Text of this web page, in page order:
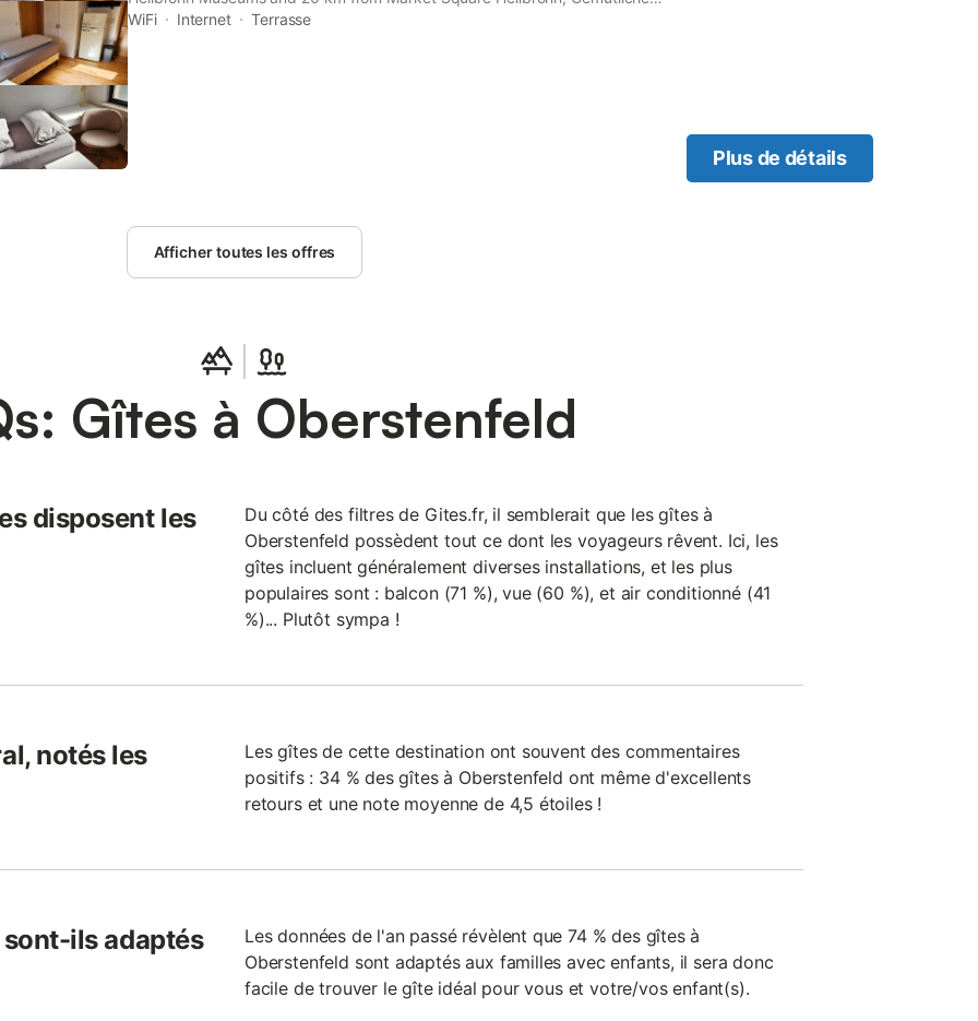
Ferienwohnung in Oberstenfeld bei Ludwigsburg provides accommodation set
WiFi Internet Terrasse
Plus de détails
Afficher toutes les offres
Gîtes à Oberstenfeld
disposent les
Du côté des filtres de Gites.fr, il semblerait que les gîtes à
Oberstenfeld possèdent tout ce dont les voyageurs rêvent. Ici, les
gîtes incluent généralement diverses installations, et les plus
populaires sont : balcon (71 %), vue (60 %), et air conditionné (41
%)... Plutôt sympa !
notés les
Les gîtes de cette destination ont souvent des commentaires
positifs : 34 % des gîtes à Oberstenfeld ont même d'excellents
retours et une note moyenne de 4,5 étoiles !
ils adaptés
Les données de l'an passé révèlent que 74 % des gîtes à
Oberstenfeld sont adaptés aux familles avec enfants, il sera donc
facile de trouver le gîte idéal pour vous et votre/vos enfant(s).